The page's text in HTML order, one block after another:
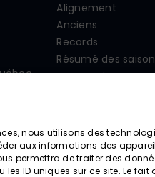
nous utilisons des
aux informations des
permettra de traiter des
ID uniques sur ce site. Le fait
Alignement
Anciens
Records
Résumé des
Transactions